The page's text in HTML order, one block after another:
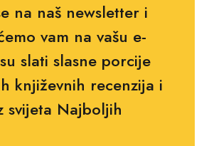
na naš newsletter i
vam na vašu e-
slati slasne porcije
književnih recenzija i
svijeta Najboljih